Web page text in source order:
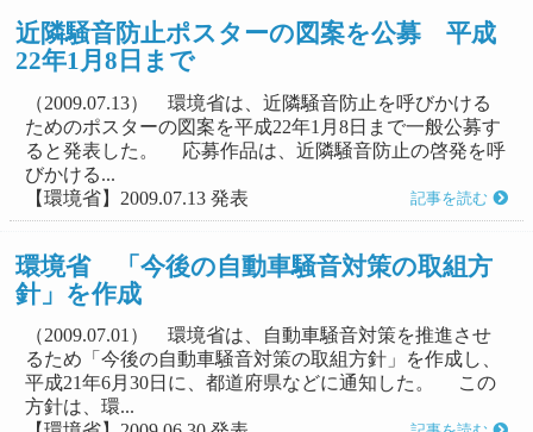
近隣騒音防止ポスターの図案を公募 平成
22年1月8日まで
（2009.07.13） 環境省は、近隣騒音防止を呼びかける
ためのポスターの図案を平成22年1月8日まで一般公募す
ると発表した。 応募作品は、近隣騒音防止の啓発を呼
びかける...
【環境省】2009.07.13 発表
記事を読む
環境省 「今後の自動車騒音対策の取組方
針」を作成
（2009.07.01） 環境省は、自動車騒音対策を推進させ
るため「今後の自動車騒音対策の取組方針」を作成し、
平成21年6月30日に、都道府県などに通知した。 この
方針は、環...